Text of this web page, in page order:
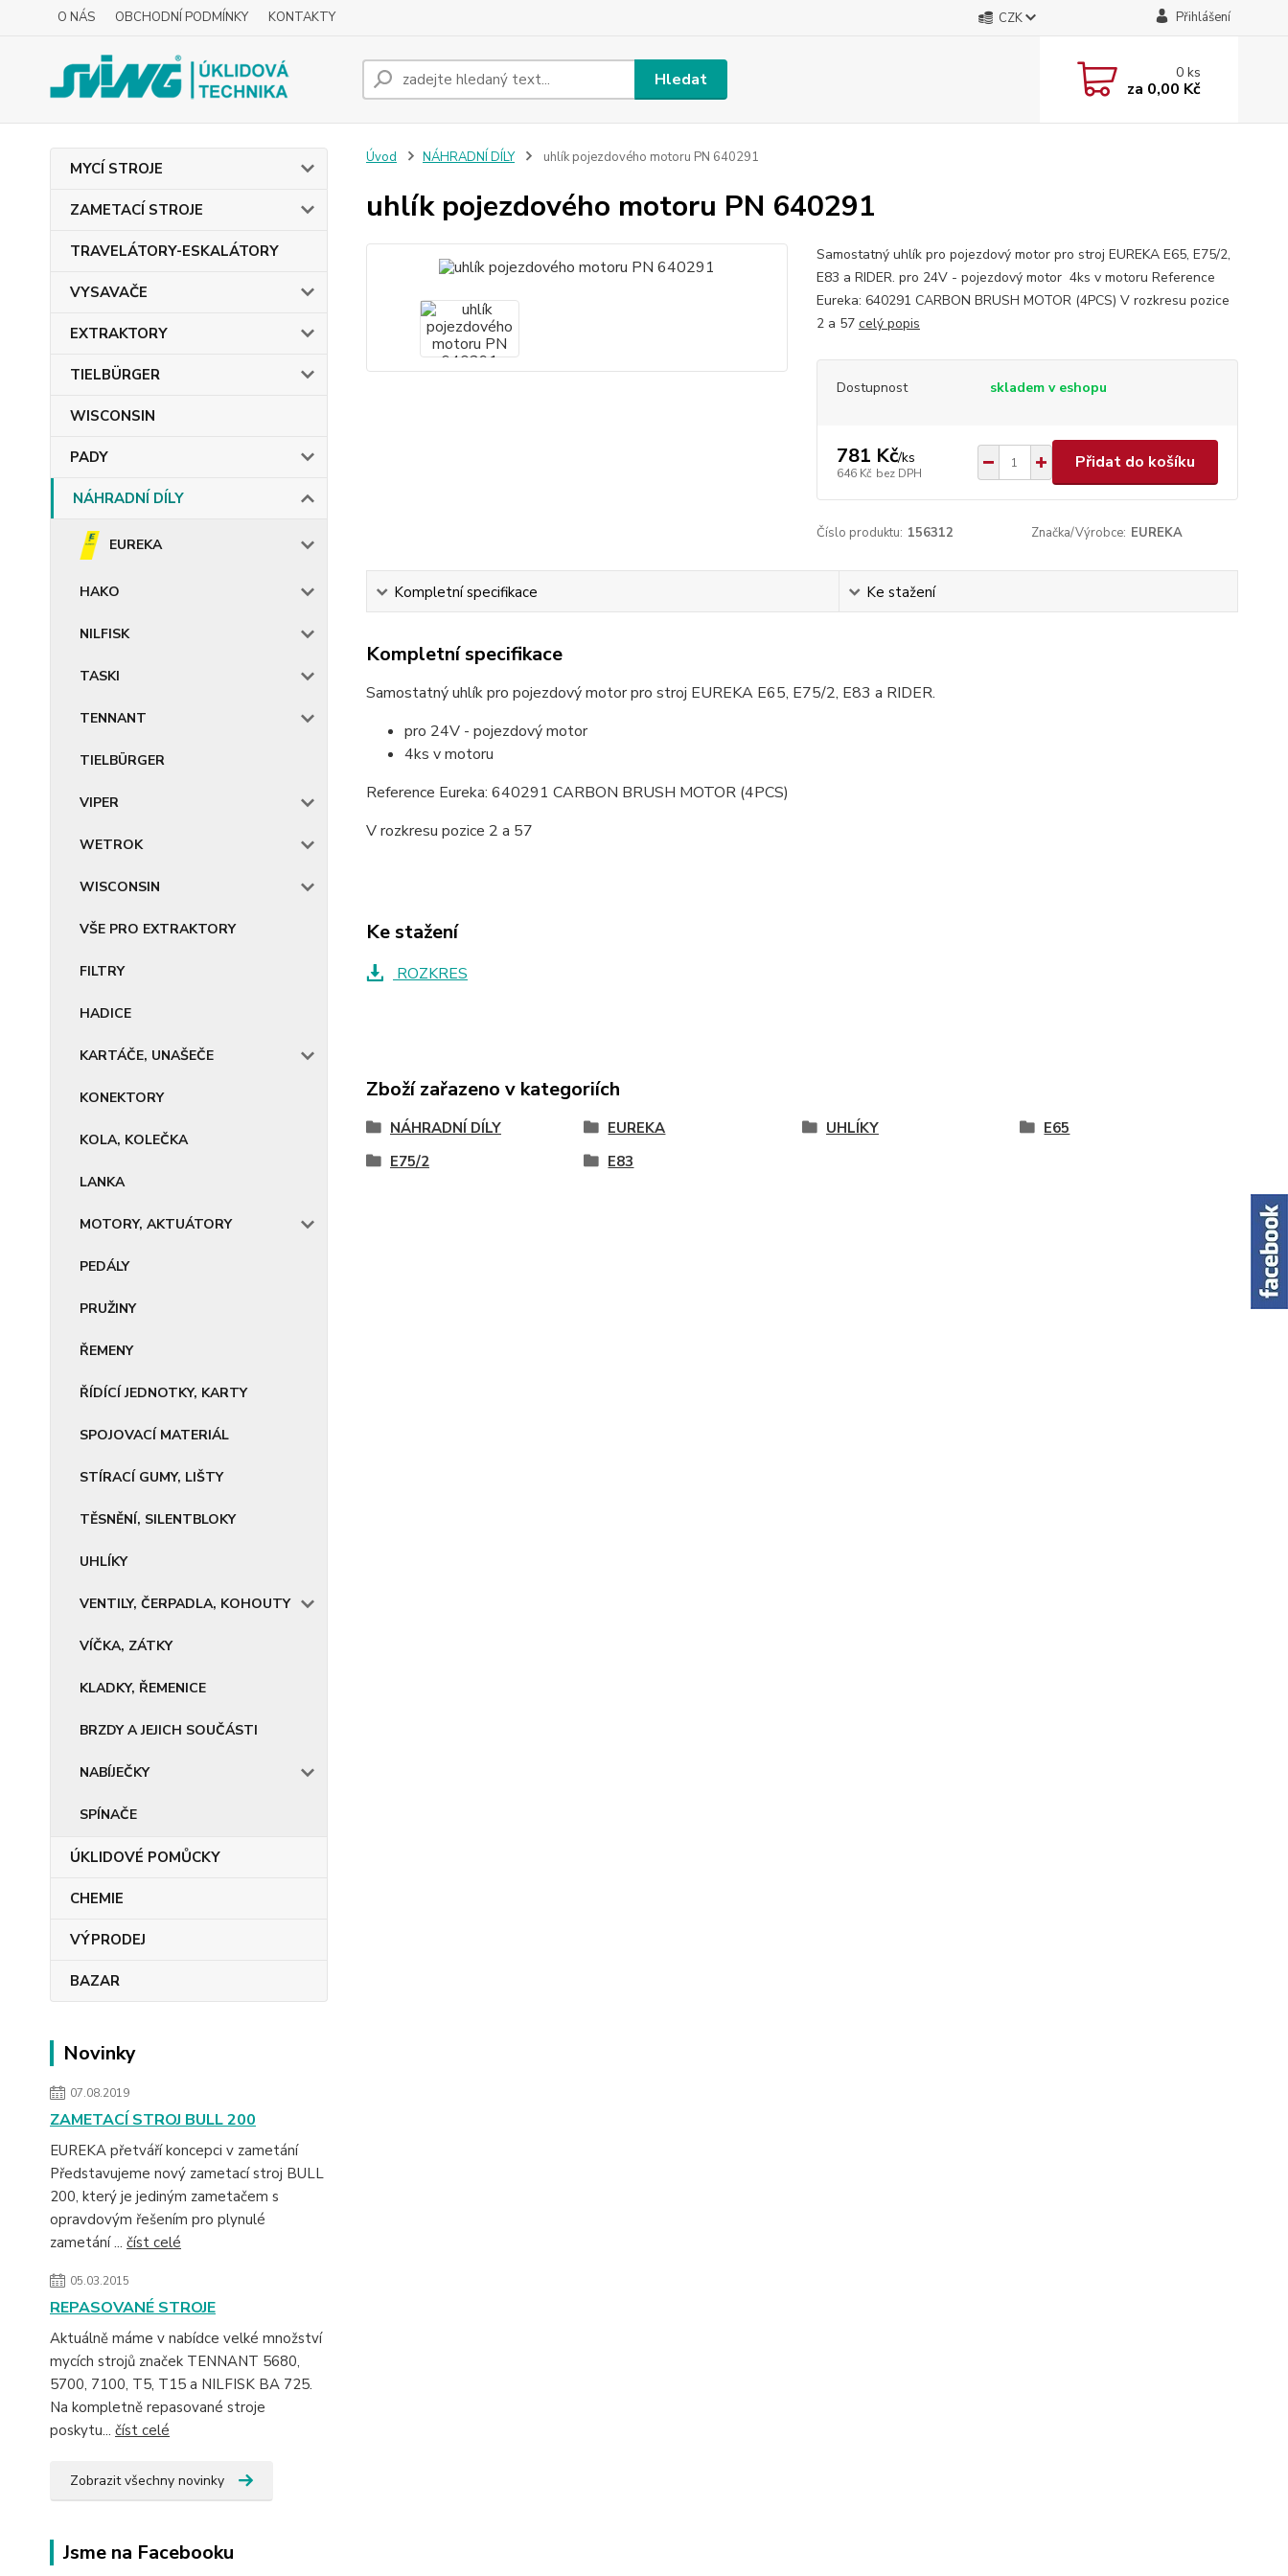
O NÁS OBCHODNÍ PODMÍNKY KONTAKTY CZK Přihlášení
Hledat 0ks
za 0,00 Kč
MYCÍ STROJE
ZAMETACÍ STROJE
TRAVELÁTORY-ESKALÁTORY
VYSAVAČE
EXTRAKTORY
TIELBÜRGER
WISCONSIN
PADY
NÁHRADNÍ DÍLY
EUREKA
HAKO
NILFISK
TASKI
TENNANT
TIELBÜRGER
VIPER
WETROK
WISCONSIN
VŠE PRO EXTRAKTORY
FILTRY
HADICE
KARTÁČE, UNAŠEČE
KONEKTORY
KOLA, KOLEČKA
LANKA
MOTORY, AKTUÁTORY
PEDÁLY
PRUŽINY
ŘEMENY
ŘÍDÍCÍ JEDNOTKY, KARTY
SPOJOVACÍ MATERIÁL
STÍRACÍ GUMY, LIŠTY
TĚSNĚNÍ, SILENTBLOKY
UHLÍKY
VENTILY, ČERPADLA, KOHOUTY
VÍČKA, ZÁTKY
KLADKY, ŘEMENICE
BRZDY A JEJICH SOUČÁSTI
NABÍJEČKY
SPÍNAČE
ÚKLIDOVÉ POMŮCKY
CHEMIE
VÝPRODEJ
BAZAR
Novinky
07.08.2019
ZAMETACÍ STROJ BULL 200
EUREKA přetváří koncepci v zametání
Představujeme nový zametací stroj BULL
200, který je jediným zametačem s
opravdovým řešením pro plynulé
zametání ... číst celé
05.03.2015
REPASOVANÉ STROJE
Aktuálně máme v nabídce velké množství
mycích strojů značek TENNANT 5680,
5700, 7100, T5, T15 a NILFISK BA 725.
Na kompletně repasované stroje
poskytu... číst celé
Zobrazit všechny novinky
Jsme na Facebooku
Úvod NÁHRADNÍ DÍLY uhlík pojezdového motoru PN 640291
uhlík pojezdového motoru PN 640291
Samostatný uhlík pro pojezdový motor pro stroj EUREKA E65, E75/2,
E83 a RIDER. pro 24V - pojezdový motor 4ks v motoru Reference
Eureka: 640291 CARBON BRUSH MOTOR (4PCS) V rozkresu pozice
2 a 57 celý popis
Dostupnost skladem v eshopu
781 Kč/ks
646 Kč bez DPH
Přidat do košíku
Číslo produktu: 156312 Značka/Výrobce: EUREKA
Kompletní specifikace Ke stažení
Kompletní specifikace
Samostatný uhlík pro pojezdový motor pro stroj EUREKA E65, E75/2, E83 a RIDER.
pro 24V - pojezdový motor
4ks v motoru
Reference Eureka: 640291 CARBON BRUSH MOTOR (4PCS)
V rozkresu pozice 2 a 57
Ke stažení
ROZKRES
Zboží zařazeno v kategoriích
NÁHRADNÍ DÍLY EUREKA UHLÍKY
E65
E75/2
E83